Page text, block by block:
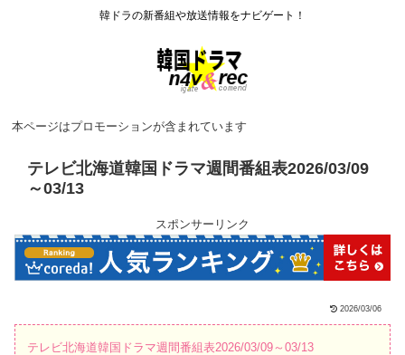
韓ドラの新番組や放送情報をナビゲート！
本ページはプロモーションが含まれています
テレビ北海道韓国ドラマ週間番組表2026/03/09
～03/13
スポンサーリンク
2026/03/06
テレビ北海道韓国ドラマ週間番組表2026/03/09～03/13